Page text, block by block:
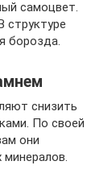
самоцвет.
борозда.
снизить
По своей
они